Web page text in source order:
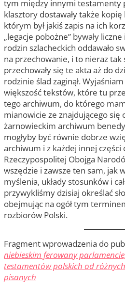
tym między innymi testamenty
klasztory dostawały także
którym był jakiś zapis na ich
„legacje pobożne” bywały
rodzin szlacheckich oddawało
na przechowanie, i to nieraz tak
przechowały się te akta aż do
rodzinie ślad zaginął.
większość tekstów, które tu
tego archiwum, do którego
mianowicie ze znajdującego się
żarnowieckim archiwum
mogłyby być równie dobrze
archiwum i z każdej innej części
Rzeczypospolitej Obojga
wszędzie i zawsze ten sam, jak
myślenia, układy stosunków i
przywykliśmy dzisiaj określać
obejmując na ogół tym
rozbiorów Polski.
Fragment wprowadzenia do
niebieskim ferowany
testamentów polskich od
pisanych